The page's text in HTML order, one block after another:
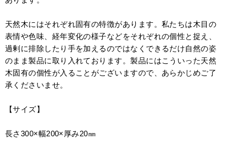
天然木にはそれぞれ固有の特徴があります。私たちは木目の
表情や色味、経年変化の様子などをそれぞれの個性と捉え、
過剰に排除したり手を加えるのではなくできるだけ自然の姿
のまま製品に取り入れております。製品にはこういった天然
木固有の個性が入ることがございますので、あらかじめご了
承くださいませ。
【サイズ】
長さ300×幅200×厚み20㎜